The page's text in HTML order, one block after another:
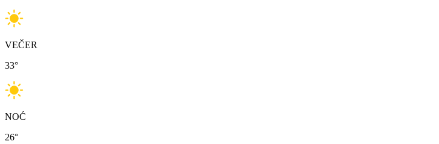
VEČER
33°
NOĆ
26°